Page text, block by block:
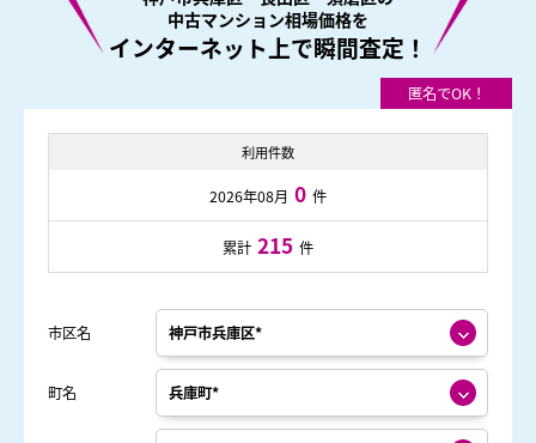
中古マンション相場価格を
インターネット上で瞬間査定！
利用件数
2026年08月 0 件
累計 215 件
市区名
町名